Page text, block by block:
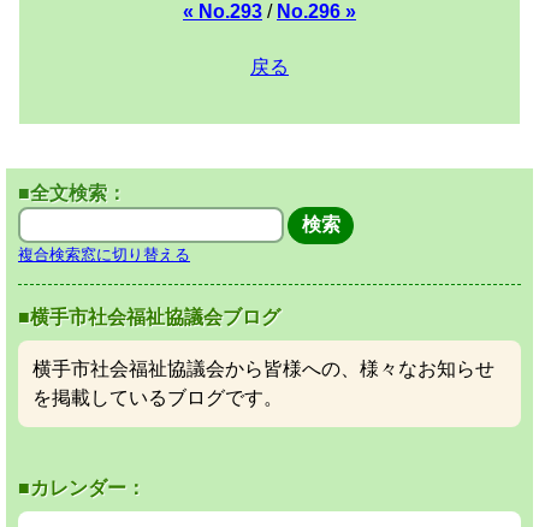
« No.293 / No.296 »
戻る
■全文検索：
複合検索窓に切り替える
■横手市社会福祉協議会ブログ
横手市社会福祉協議会から皆様への、様々なお知らせ
を掲載しているブログです。
■カレンダー：